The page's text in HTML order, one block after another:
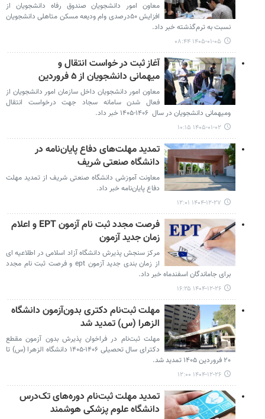
معاون امور دانشجویان صندوق رفاه دانشجویان از
افزایش ۵۰درصدی وام ودیعه مسکن متاهلی دانشجویان
نسبت به ترم‌گذشته خبر داد.
۱۴۰۵-۰۱-۰۵ ۰۸:۴۴
آغاز ثبت در خواست انتقال و
میهمانی دانشجویان از ۵ فروردین
معاون امور دانشجویان داخل سازمان امور دانشجویان از
فعال شدن سامانه سجاد جهت درخواست انتقال
ومیهمانی دانشجویان در سال ۱۴۰۶-۱۴۰۵ خبر داد.
۱۴۰۵-۰۱-۰۲ ۱۰:۱۵
تمدید مهلت‌های دفاع پایان‌نامه در
دانشگاه صنعتی شریف
معاونت آموزشی دانشگاه صنعتی شریف از تمدید مهلت
دفاع پایان‌نامه خبر داد.
۱۴۰۴-۱۲-۲۷ ۱۲:۰۱
فرصت مجدد ثبت نام آزمون EPT و اعلام
زمان جدید آزمون
مرکز سنجش پذیرش دانشگاه آزاد اسلامی در اطلاعیه ای
از زمان بندی جدید آزمون ept و فرصت ثبت نام مجدد
برای جاماندگان اسفندماه خبر داد.
۱۴۰۴-۱۲-۲۶ ۱۶:۲۵
مهلت ثبت‌نام دکتری بدون‌آزمون دانشگاه
الزهرا (س) تمدید شد
مهلت ثبت‌نام در فراخوان پذیرش بدون آزمون مقطع
دکترای سال تحصیلی ۱۴۰۶-۱۴۰۵ دانشگاه الزهرا (س) تا
۲۰ فروردین ۱۴۰۵ تمدید شد.
۱۴۰۴-۱۲-۲۶ ۱۲:۰۰
تمدید مهلت ثبت‌نام دوره‌های تک‌درس
دانشگاه علوم پزشکی هوشمند